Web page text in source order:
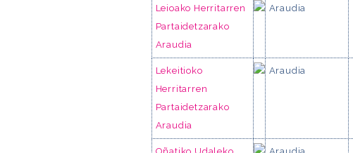
Leioako Herritarren
Partaidetzarako
Araudia
Araudia
Lekeitioko
Herritarren
Partaidetzarako
Araudia
Araudia